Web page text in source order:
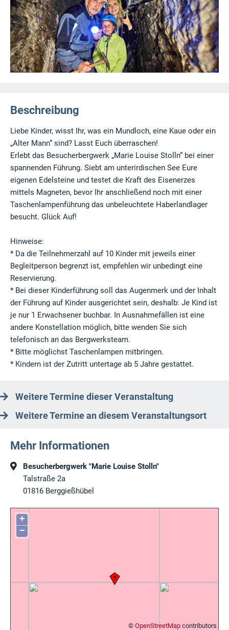
Beschreibung
Liebe Kinder, wisst Ihr, was ein Mundloch, eine Kaue oder ein
„Alter Mann“ sind? Lasst Euch überraschen!
Erlebt das Besucherbergwerk „Marie Louise Stolln“ bei einer
spannenden Führung. Siebt am unterirdischen See Eure
eigenen Edelsteine und testet die Kraft des Eisenerzes
mittels Magneten, bevor Ihr anschließend noch mit einer
Taschenlampenführung das unbeleuchtete Haberlandlager
besucht. Glück Auf!
Hinweise:
* Da die Teilnehmerzahl auf 10 Kinder mit jeweils einer
Begleitperson begrenzt ist, empfehlen wir unbedingt eine
Reservierung.
* Bei dieser Kinderführung soll das Augenmerk und der Inhalt
der Führung auf Kinder ausgerichtet sein, deshalb: Je Kind ist
je nur 1 Erwachsener buchbar. In Ausnahmefällen ist eine
andere Konstellation möglich, bitte wenden Sie sich
telefonisch an das Bergwerksteam.
* Bitte möglichst Taschenlampen mitbringen.
* Kindern ist der Zutritt untertage ab 5 Jahre gestattet.
Weitere Termine dieser Veranstaltung
Weitere Termine an diesem Veranstaltungsort
Mehr Informationen
Besucherbergwerk "Marie Louise Stolln"
Talstraße 2a
01816 Berggießhübel
+
−
© OpenStreetMap contributors